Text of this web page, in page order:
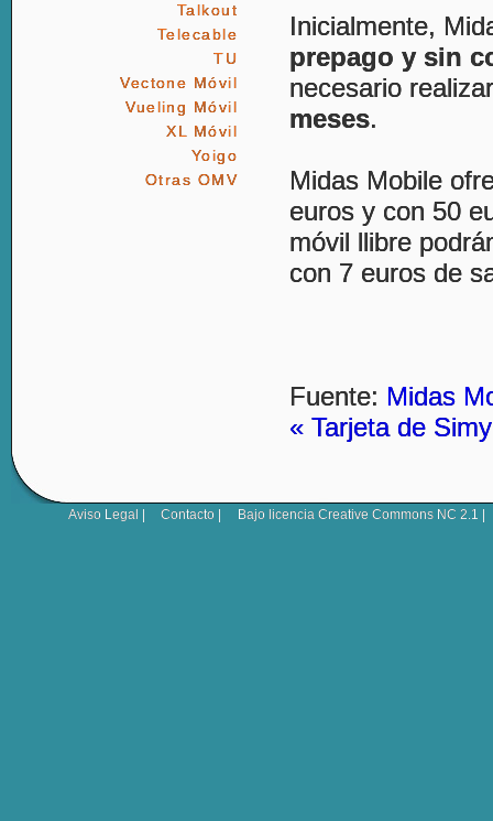
Talkout
Telecable
TU
Vectone Móvil
Vueling Móvil
XL Móvil
Yoigo
Otras OMV
Inicialmente,
prepago y sin
necesario
meses.
Midas Mobile
euros y con 50
móvil llibre
con 7 euros de
Fuente: Midas
« Tarjeta de
Aviso Legal Contacto Bajo licencia Creative Commons NC 2.1